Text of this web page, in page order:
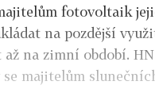
fotovoltaik
na pozdější
na zimní období.
majitelům